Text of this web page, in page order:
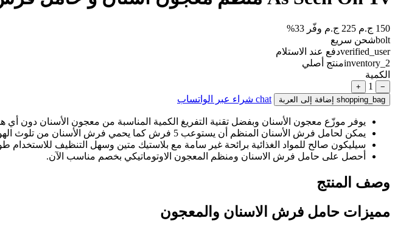
150 ج.م 225 ج.م
وفّر 33%
boltشحن سريع
verified_userدفع عند الاستلام
inventory_2منتج أصلي
الكمية
−
1
+
shopping_bag إضافة إلى العربة chat شراء عبر الواتساب
يوفر موزّع معجون الأسنان وبفضل تقنية التفريغ الكمية المناسبة من معجون الأسنان دون
يمكن لحامل فرش الأسنان المنظم أن يستوعب 5 فرش كما يحمي فرش الأسنان من تلوث الهواء والعفونة.
سيليكون صالح للمواد الغذائية برائحة غير سامة مع بلاستيك متين وسهل التنظيف
أحصل على حامل فرش الاسنان ومنظم المعجون الاوتوماتيكي بخصم مناسب الآن.
وصف المنتج
مميزات حامل فرش الاسنان والمعجون